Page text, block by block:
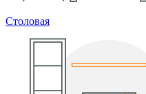
Столовая